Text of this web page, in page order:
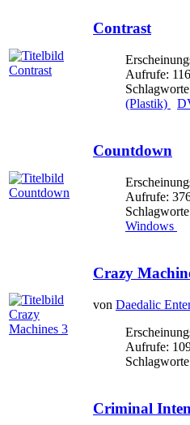
Contrast
Aufrufe:
(Plastik)
Countdown
Aufrufe:
Windows
Crazy
von Daedalic
Aufrufe:
Criminal